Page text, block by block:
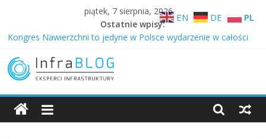
content
piątek, 7 sierpnia, 2026
Ostatnie wpisy:
Kongres Nawierzchni to jedyne w Polsce wydarzenie w całości
Technologia z autostrad trafia na drogi gminne – niższy ślad
węglowy w Ożarowie
Dlaczego Samorządowcy budują drogi z betonu …
O zaletach betonowych dróg samorządowych i DOBRYCH
InfraBLOG
Blog
EN DE PL